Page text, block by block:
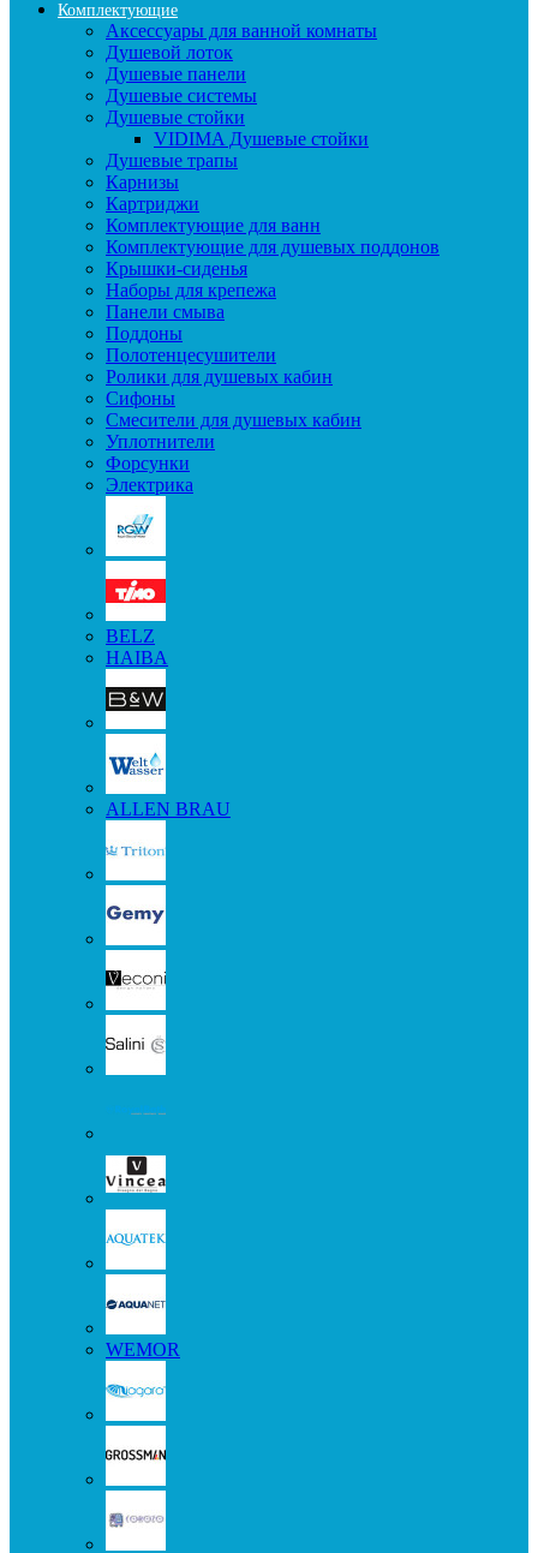
Комплектующие
Аксессуары для ванной комнаты
Душевой лоток
Душевые панели
Душевые системы
Душевые стойки
VIDIMA Душевые стойки
Душевые трапы
Карнизы
Картриджи
Комплектующие для ванн
Комплектующие для душевых поддонов
Крышки-сиденья
Наборы для крепежа
Панели смыва
Поддоны
Полотенцесушители
Ролики для душевых кабин
Сифоны
Смесители для душевых кабин
Уплотнители
Форсунки
Электрика
BELZ
HAIBA
ALLEN BRAU
WEMOR